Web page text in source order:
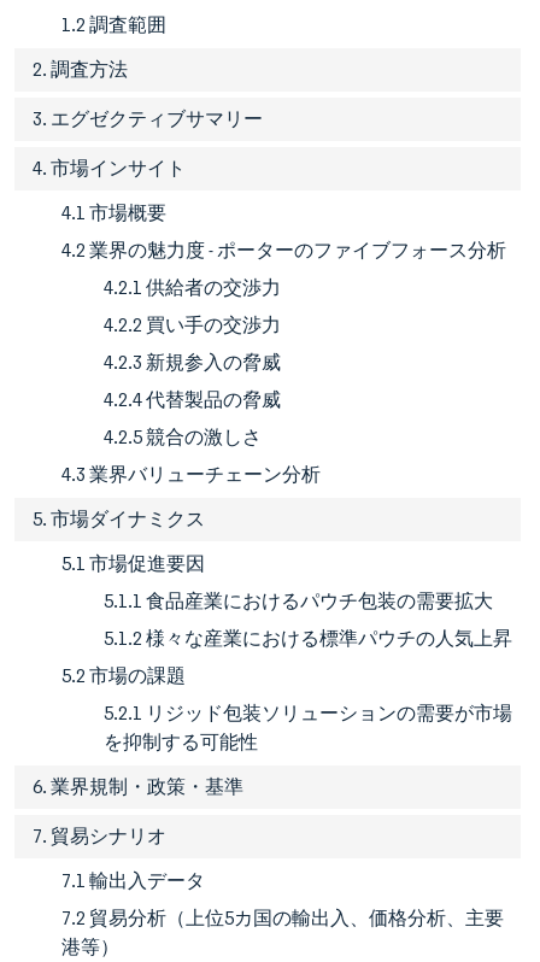
1.2 調査範囲
2. 調査方法
3. エグゼクティブサマリー
4. 市場インサイト
4.1 市場概要
4.2 業界の魅力度 - ポーターのファイブフォース分析
4.2.1 供給者の交渉力
4.2.2 買い手の交渉力
4.2.3 新規参入の脅威
4.2.4 代替製品の脅威
4.2.5 競合の激しさ
4.3 業界バリューチェーン分析
5. 市場ダイナミクス
5.1 市場促進要因
5.1.1 食品産業におけるパウチ包装の需要拡大
5.1.2 様々な産業における標準パウチの人気上昇
5.2 市場の課題
5.2.1 リジッド包装ソリューションの需要が市場
を抑制する可能性
6. 業界規制・政策・基準
7. 貿易シナリオ
7.1 輸出入データ
7.2 貿易分析（上位5カ国の輸出入、価格分析、主要
港等）